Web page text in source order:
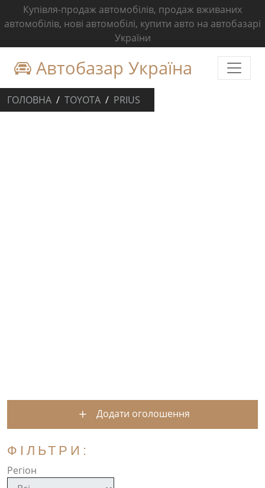
Купівля-продаж автомобілів, продаж вживаних
автомобілів, нові автомобілі, купити авто на автобазарі
України
Автобазар Україна
ГОЛОВНА TOYOTA PRIUS
Додати оголошення
ФІЛЬТРИ:
Регіон